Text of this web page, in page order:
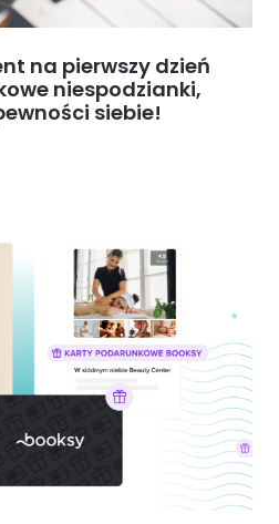
na pierwszy dzień
niespodzianki,
siebie!